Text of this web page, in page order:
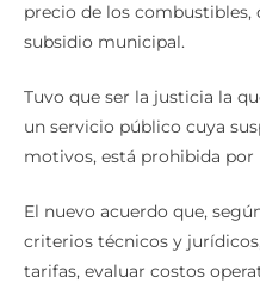
precio de los combustibles,
subsidio municipal.
Tuvo que ser la justicia la
un servicio público cuya
motivos, está prohibida por
El nuevo acuerdo que,
criterios técnicos y
tarifas, evaluar costos